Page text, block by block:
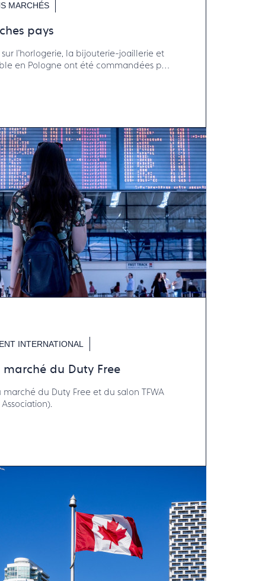
MARCHÉS
pays
sur l'horlogerie, la bijouterie-joaillerie et
en Pologne ont été commandées par
INTERNATIONAL
marché du Duty Free
du Duty Free et du salon TFWA